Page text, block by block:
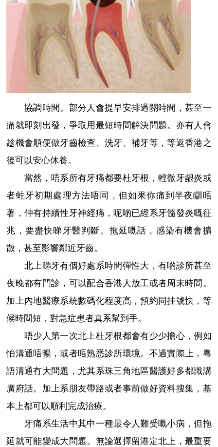
協調時間。部分人會提早安排過關時間，甚至一
痛就即刻出發，爭取用最短時間解決問題。亦有人會
趁機會順便做牙齒檢查、洗牙、補牙等，等返香港之
後可以安心休養。
當然，唔系所有牙痛都要杜牙根，輕微牙龈炎或
者蛀牙初期處理方法唔同，但如果你痛到半夜瞓唔
著，仲有持續性牙神經痛，呢啲已經系牙髓發炎嘅征
兆，要盡快睇牙醫判斷。拖延嘅話，感染有機會擴
散，甚至影響鄰近牙齒。
北上睇牙有個好處系時間彈性大，有啲診所甚至
夜晚都有門診，可以配合香港人放工或者周末時間。
加上內地醫療系統數碼化程度高，預約同挂號快，等
候時間短，對急症患者真系幫到手。
唔少人第一次北上杜牙根都會有少少擔心，例如
怕溝通唔暢，或者唔熟悉診所環境。不過實際上，粵
語溝通冇大問題，尤其系珠三角地區醫護好多都識講
廣府話。加上系朋友帶路或者事前做好資料搜集，基
本上都可以順利完成治療。
牙痛系生活中其中一種最令人難受嘅小病，但拖
延就可能變成大問題。無論選擇留港定北上，最重要